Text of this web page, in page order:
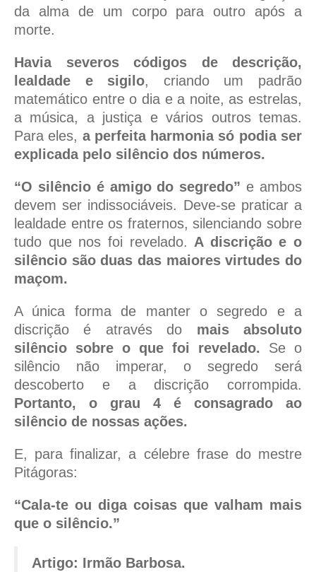
da alma de um corpo para outro após a
morte.
Havia severos códigos de descrição,
lealdade e sigilo, criando um padrão
matemático entre o dia e a noite, as estrelas,
a música, a justiça e vários outros temas.
Para eles, a perfeita harmonia só podia ser
explicada pelo silêncio dos números.
“O silêncio é amigo do segredo” e ambos
devem ser indissociáveis. Deve-se praticar a
lealdade entre os fraternos, silenciando sobre
tudo que nos foi revelado. A discrição e o
silêncio são duas das maiores virtudes do
maçom.
A única forma de manter o segredo e a
discrição é através do mais absoluto
silêncio sobre o que foi revelado. Se o
silêncio não imperar, o segredo será
descoberto e a discrição corrompida.
Portanto, o grau 4 é consagrado ao
silêncio de nossas ações.
E, para finalizar, a célebre frase do mestre
Pitágoras:
“Cala-te ou diga coisas que valham mais
que o silêncio.”
Artigo: Irmão Barbosa.